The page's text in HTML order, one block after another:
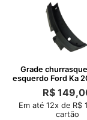
Grade
esquerdo Ford Ka
2011
R$
Em até 12x de R$
cartão